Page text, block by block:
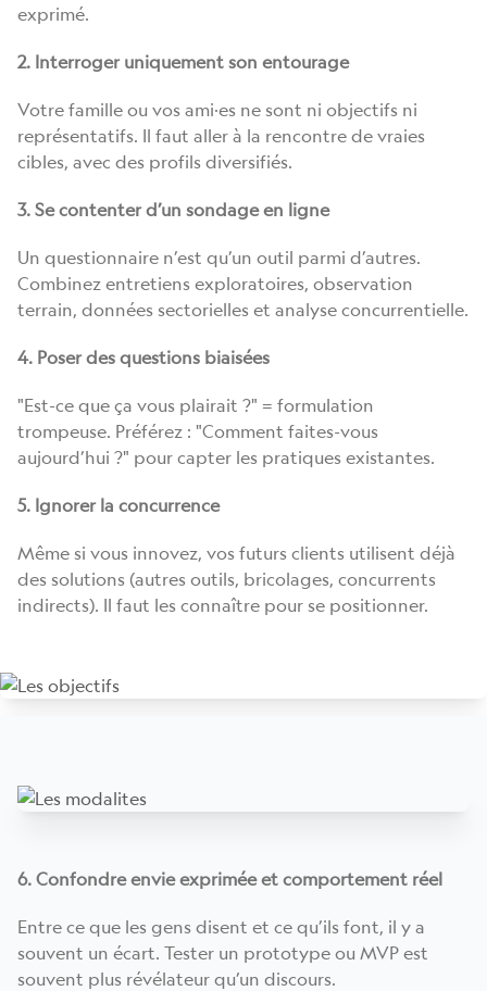
exprimé.
2. Interroger uniquement son entourage
Votre famille ou vos ami·es ne sont ni objectifs ni
représentatifs. Il faut aller à la rencontre de vraies
cibles, avec des profils diversifiés.
3. Se contenter d’un sondage en ligne
Un questionnaire n’est qu’un outil parmi d’autres.
Combinez entretiens exploratoires, observation
terrain, données sectorielles et analyse concurrentielle.
4. Poser des questions biaisées
"Est-ce que ça vous plairait ?" = formulation
trompeuse. Préférez : "Comment faites-vous
aujourd’hui ?" pour capter les pratiques existantes.
5. Ignorer la concurrence
Même si vous innovez, vos futurs clients utilisent déjà
des solutions (autres outils, bricolages, concurrents
indirects). Il faut les connaître pour se positionner.
6. Confondre envie exprimée et comportement réel
Entre ce que les gens disent et ce qu’ils font, il y a
souvent un écart. Tester un prototype ou MVP est
souvent plus révélateur qu’un discours.